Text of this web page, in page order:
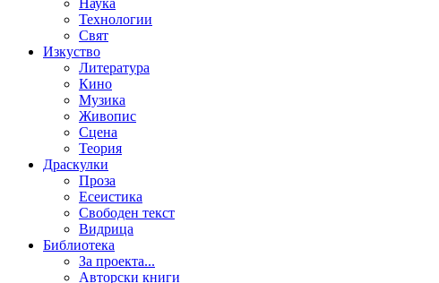
Наука
Технологии
Свят
Изкуство
Литература
Кино
Музика
Живопис
Сцена
Теория
Драскулки
Проза
Есеистика
Свободен текст
Видрица
Библиотека
За проекта...
Авторски книги